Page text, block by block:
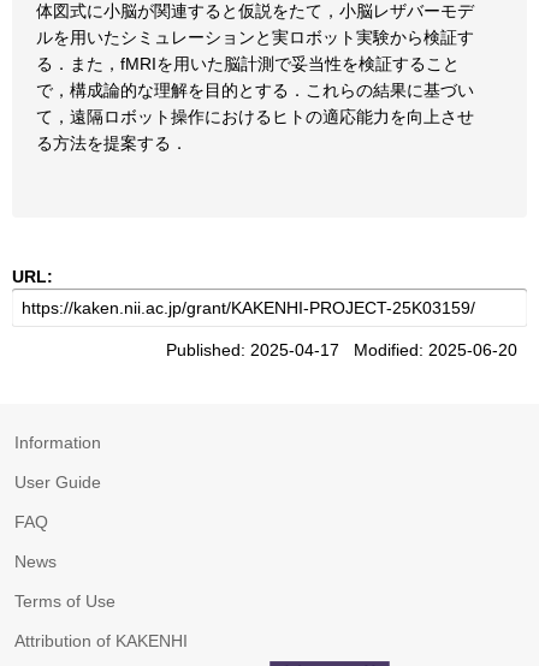
体図式に小脳が関連すると仮説をたて，小脳レザバーモデ
ルを用いたシミュレーションと実ロボット実験から検証す
る．また，fMRIを用いた脳計測で妥当性を検証すること
で，構成論的な理解を目的とする．これらの結果に基づい
て，遠隔ロボット操作におけるヒトの適応能力を向上させ
る方法を提案する．
URL:
Published: 2025-04-17 Modified: 2025-06-20
Information
User Guide
FAQ
News
Terms of Use
Attribution of KAKENHI